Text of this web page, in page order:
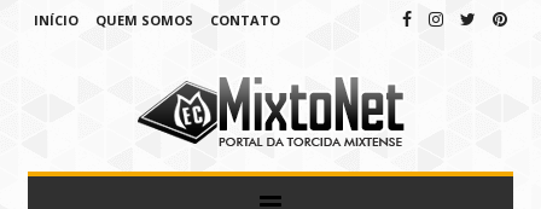
INÍCIO QUEM SOMOS CONTATO